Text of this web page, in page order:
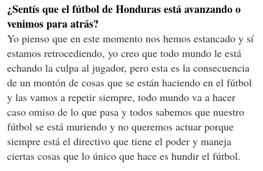
¿Sentís que el fútbol de Honduras está avanzando o
venimos para atrás?
Yo pienso que en este momento nos hemos estancado y sí
estamos retrocediendo, yo creo que todo mundo le está
echando la culpa al jugador, pero esta es la consecuencia
de un montón de cosas que se están haciendo en el fútbol
y las vamos a repetir siempre, todo mundo va a hacer
caso omiso de lo que pasa y todos sabemos que nuestro
fútbol se está muriendo y no queremos actuar porque
siempre está el directivo que tiene el poder y maneja
ciertas cosas que lo único que hace es hundir el fútbol.